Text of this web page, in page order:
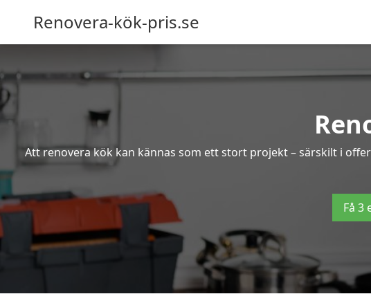
Renovera-kök-pris.se
Att renovera kök kan kännas som ett stort projekt – särskilt i
Få 3